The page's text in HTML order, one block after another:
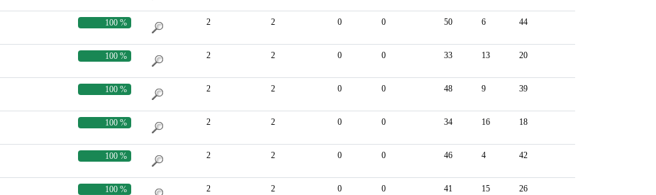
100 % 2 2 0 0 50 6 44
100 % 2 2 0 0 33 13 20
100 % 2 2 0 0 48 9 39
100 % 2 2 0 0 34 16 18
100 % 2 2 0 0 46 4 42
100 % 2 2 0 0 41 15 26